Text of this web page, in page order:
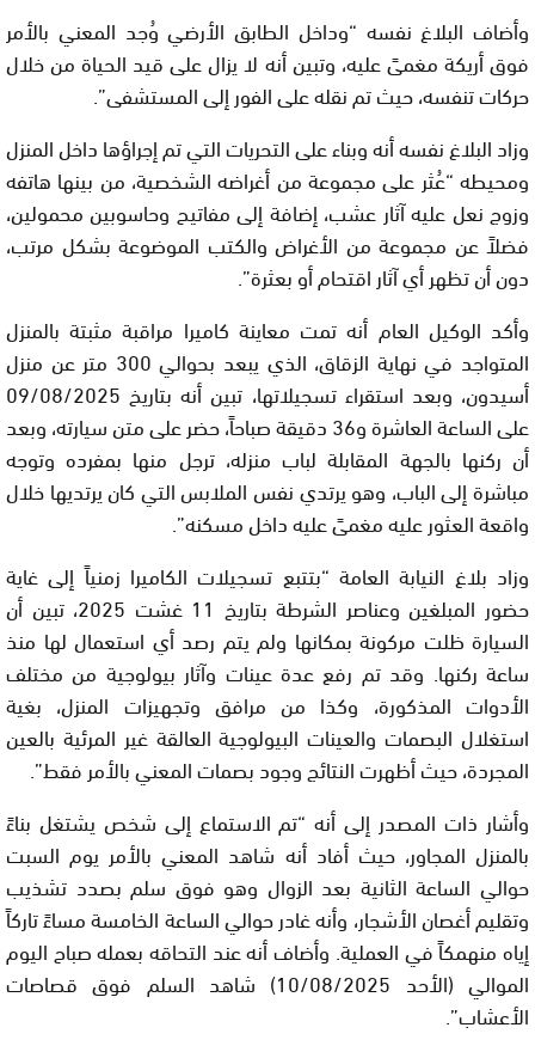
وأضاف البلاغ نفسه “وداخل الطابق الأرضي وُجد المعني بالأمر
فوق أريكة مغمىً عليه، وتبين أنه لا يزال على قيد الحياة من خلال
حركات تنفسه، حيث تم نقله على الفور إلى المستشفى”.
وزاد البلاغ نفسه أنه وبناء على التحريات التي تم إجراؤها داخل المنزل
ومحيطه “عُثر على مجموعة من أغراضه الشخصية، من بينها هاتفه
وزوج نعل عليه آثار عشب، إضافة إلى مفاتيح وحاسوبين محمولين،
فضلاً عن مجموعة من الأغراض والكتب الموضوعة بشكل مرتب،
دون أن تظهر أي آثار اقتحام أو بعثرة”.
وأكد الوكيل العام أنه تمت معاينة كاميرا مراقبة مثبتة بالمنزل
المتواجد في نهاية الزقاق، الذي يبعد بحوالي 300 متر عن منزل
أسيدون، وبعد استقراء تسجيلاتها، تبين أنه بتاريخ 09/08/2025
على الساعة العاشرة و36 دقيقة صباحاً، حضر على متن سيارته، وبعد
أن ركنها بالجهة المقابلة لباب منزله، ترجل منها بمفرده وتوجه
مباشرة إلى الباب، وهو يرتدي نفس الملابس التي كان يرتديها خلال
واقعة العثور عليه مغمىً عليه داخل مسكنه”.
وزاد بلاغ النيابة العامة “بتتبع تسجيلات الكاميرا زمنياً إلى غاية
حضور المبلغين وعناصر الشرطة بتاريخ 11 غشت 2025، تبين أن
السيارة ظلت مركونة بمكانها ولم يتم رصد أي استعمال لها منذ
ساعة ركنها. وقد تم رفع عدة عينات وآثار بيولوجية من مختلف
الأدوات المذكورة، وكذا من مرافق وتجهيزات المنزل، بغية
استغلال البصمات والعينات البيولوجية العالقة غير المرئية بالعين
المجردة، حيث أظهرت النتائج وجود بصمات المعني بالأمر فقط”.
وأشار ذات المصدر إلى أنه “تم الاستماع إلى شخص يشتغل بناءً
بالمنزل المجاور، حيث أفاد أنه شاهد المعني بالأمر يوم السبت
حوالي الساعة الثانية بعد الزوال وهو فوق سلم بصدد تشذيب
وتقليم أغصان الأشجار، وأنه غادر حوالي الساعة الخامسة مساءً تاركاً
إياه منهمكاً في العملية. وأضاف أنه عند التحاقه بعمله صباح اليوم
الموالي (الأحد 10/08/2025) شاهد السلم فوق قصاصات
الأعشاب”.